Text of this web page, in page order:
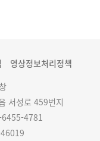
영상정보처리정책
서성로 459번지
6455-4781